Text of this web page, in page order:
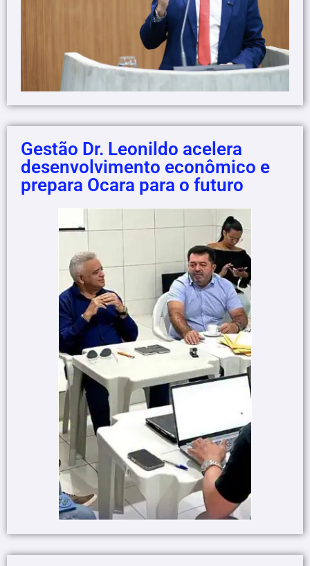
Gestão Dr. Leonildo acelera
desenvolvimento econômico e
prepara Ocara para o futuro